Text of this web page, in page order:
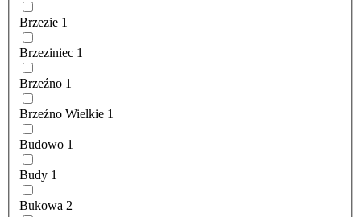
Brzezie 1
Brzeziniec 1
Brzeźno 1
Brzeźno Wielkie 1
Budowo 1
Budy 1
Bukowa 2